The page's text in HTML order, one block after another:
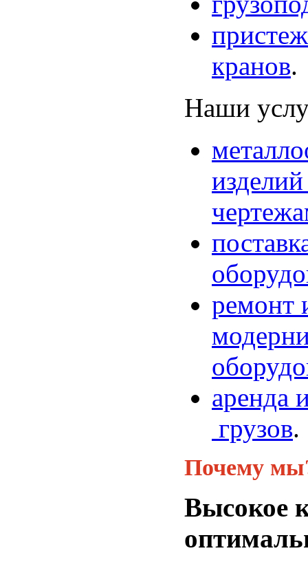
кранов.
Наши
ремонт
аренда
грузов.
Почему
Высокое